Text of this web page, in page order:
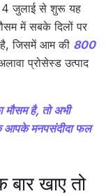
जुलाई से शुरू यह
में सबके दिलों पर
है, जिसमें आम की 800
प्रोसेस्ड उत्पाद
मौसम है, तो अभी
आपके मनपसंदीदा फल
खाए तो